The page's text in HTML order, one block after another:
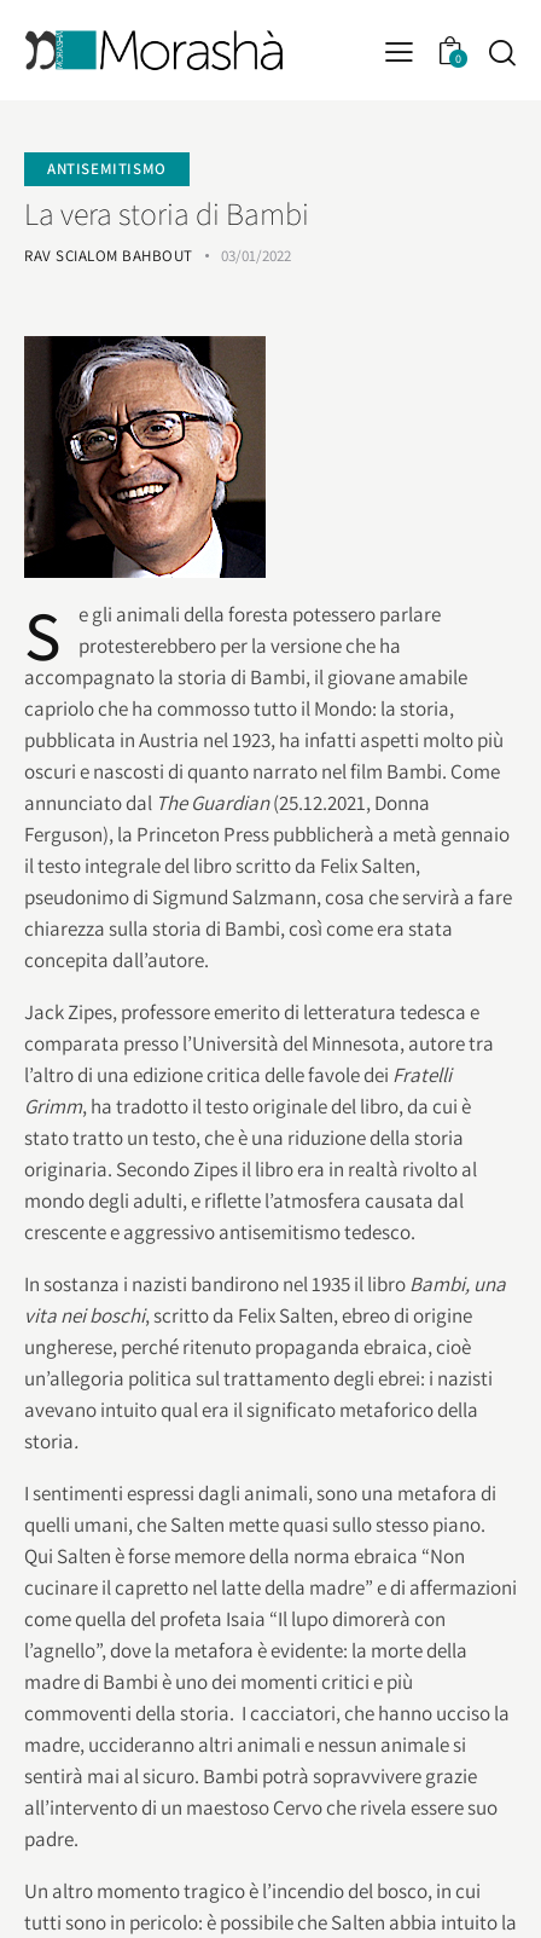
0
ANTISEMITISMO
La vera storia di Bambi
RAV SCIALOM BAHBOUT 03/01/2022
S
e gli animali della foresta potessero parlare
protesterebbero per la versione che ha
accompagnato la storia di Bambi, il giovane amabile
capriolo che ha commosso tutto il Mondo: la storia,
pubblicata in Austria nel 1923, ha infatti aspetti molto più
oscuri e nascosti di quanto narrato nel film Bambi. Come
annunciato dal The Guardian(25.12.2021, Donna
Ferguson), la Princeton Press pubblicherà a metà gennaio
il testo integrale del libro scritto da Felix Salten,
pseudonimo di Sigmund Salzmann, cosa che servirà a fare
chiarezza sulla storia di Bambi, così come era stata
concepita dall’autore.
Jack Zipes, professore emerito di letteratura tedesca e
comparata presso l’Università del Minnesota, autore tra
l’altro di una edizione critica delle favole dei Fratelli
Grimm, ha tradotto il testo originale del libro, da cui è
stato tratto un testo, che è una riduzione della storia
originaria. Secondo Zipes il libro era in realtà rivolto al
mondo degli adulti, e riflette l’atmosfera causata dal
crescente e aggressivo antisemitismo tedesco.
In sostanza i nazisti bandirono nel 1935 il libroBambi, una
vita nei boschi, scritto da Felix Salten, ebreo di origine
ungherese, perché ritenuto propaganda ebraica, cioè
un’allegoria politica sul trattamento degli ebrei: i nazisti
avevano intuito qual era il significato metaforico della
storia.
I sentimenti espressi dagli animali, sono una metafora di
quelli umani, che Salten mette quasi sullo stesso piano.
Qui Salten è forse memore della norma ebraica “Non
cucinare il capretto nel latte della madre” e di affermazioni
come quella del profeta Isaia “Il lupo dimorerà con
l’agnello”, dove la metafora è evidente: la morte della
madre di Bambi è uno dei momenti critici e più
commoventi della storia. I cacciatori, che hanno ucciso la
madre, uccideranno altri animali e nessun animale si
sentirà mai al sicuro. Bambi potrà sopravvivere grazie
all’intervento di un maestoso Cervo che rivela essere suo
padre.
Un altro momento tragico è l’incendio del bosco, in cui
tutti sono in pericolo: è possibile che Salten abbia intuito la